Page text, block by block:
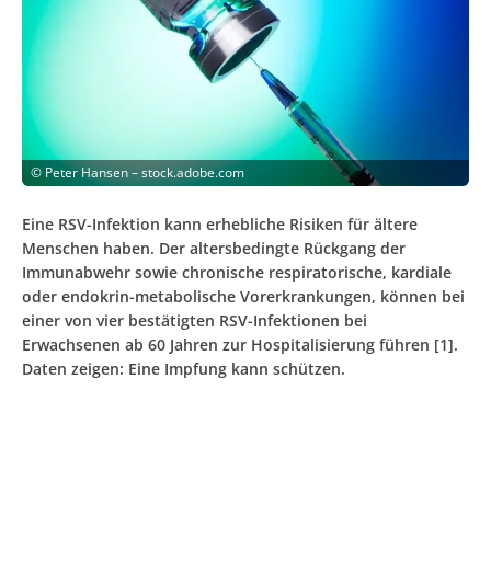
© Peter Hansen – stock.adobe.com
Eine RSV-Infektion kann erhebliche Risiken für ältere
Menschen haben. Der altersbedingte Rückgang der
Immunabwehr sowie chronische respiratorische, kardiale
oder endokrin-metabolische Vorerkrankungen, können bei
einer von vier bestätigten RSV-Infektionen bei
Erwachsenen ab 60 Jahren zur Hospitalisierung führen [1].
Daten zeigen: Eine Impfung kann schützen.